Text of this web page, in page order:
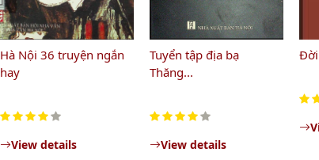
Hà Nội 36 truyện ngắn
hay
View details
Tuyển tập địa bạ
Thăng...
View details